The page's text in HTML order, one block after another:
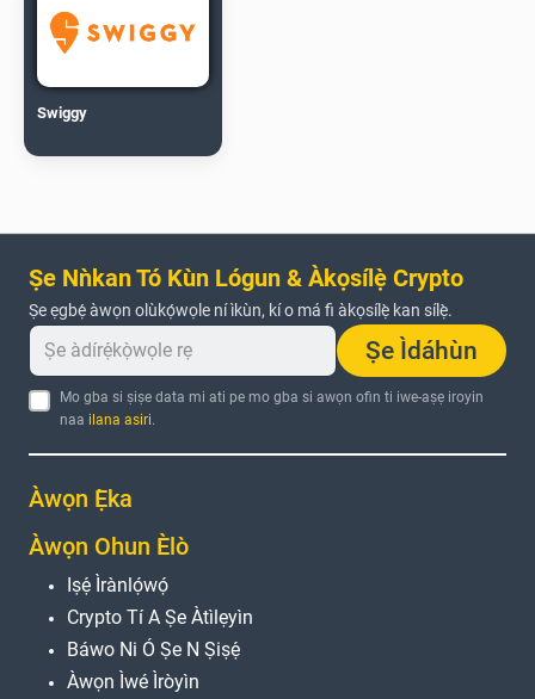
Swiggy
Ṣe Nǹkan Tó Kùn Lógun & Àkọsílẹ̀ Crypto
Ṣe ẹgbẹ́ àwọn olùkọ́wọle ní ìkùn, kí o má fi àkọsílẹ̀ kan sílẹ̀.
Ṣe Ìdáhùn
Mo gba si ṣiṣe data mi ati pe mo gba si awọn ofin ti iwe-aṣẹ iroyin
naa ilana asiri.
Àwọn Ẹ̀ka
Àwọn Ohun Èlò
Iṣẹ́ Ìrànlọ́wọ́
Crypto Tí A Ṣe Àtìlẹyìn
Báwo Ni Ó Ṣe N Ṣiṣẹ́
Àwọn Ìwé Ìròyìn